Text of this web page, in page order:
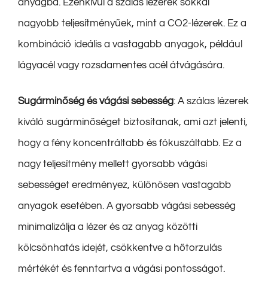
nagyobb teljesítményűek, mint a CO2-lézerek. Ez a
kombináció ideális a vastagabb anyagok, például
lágyacél vagy rozsdamentes acél átvágására.
Sugárminőség és vágási sebesség: A szálas lézerek
kiváló sugárminőséget biztosítanak, ami azt jelenti,
hogy a fény koncentráltabb és fókuszáltabb. Ez a
nagy teljesítmény mellett gyorsabb vágási
sebességet eredményez, különösen vastagabb
anyagok esetében. A gyorsabb vágási sebesség
minimalizálja a lézer és az anyag közötti
kölcsönhatás idejét, csökkentve a hőtorzulás
mértékét és fenntartva a vágási pontosságot.